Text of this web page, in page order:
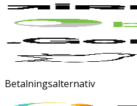
Betalningsalternativ